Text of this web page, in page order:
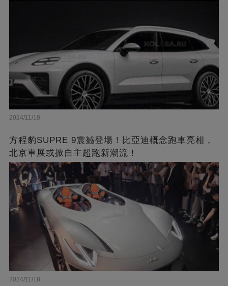
2024/11/18
方程豹SUPRE 9震撼登場！比亞迪概念跑車亮相，
北京車展或掀自主超跑新潮流！
2024/11/18